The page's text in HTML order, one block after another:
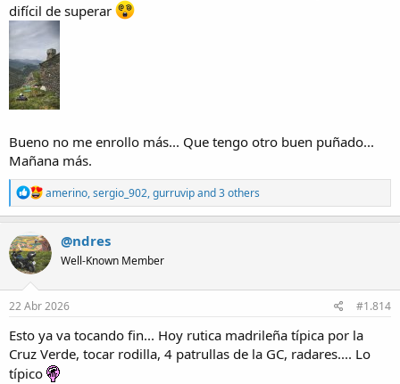
difícil de superar
Bueno no me enrollo más... Que tengo otro buen puñado...
Mañana más.
R
e
a
t
i
n
s
amerino,sergio_902,gurruvipand 3 others
@ndres
Well-Known Member
22 Abr 2026 #1.814
Esto ya va tocando fin... Hoy rutica madrileña típica por la
Cruz Verde, tocar rodilla, 4 patrullas de la GC, radares.... Lo
típico